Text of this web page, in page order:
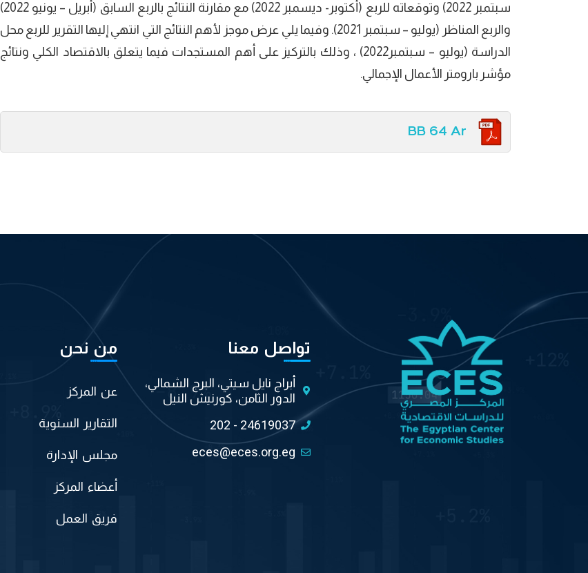
سبتمبر 2022) وتوقعاته للربع (أكتوبر- ديسمبر 2022) مع مقارنة النتائج بالربع السابق (أبريل – يونيو 2022)
والربع المناظر (يوليو – سبتمبر 2021). وفيما يلي عرض موجز لأهم النتائج التي انتهي إليها التقرير للربع محل
الدراسة (يوليو – سبتمبر2022) ، وذلك بالتركيز على أهم المستجدات فيما يتعلق بالاقتصاد الكلي ونتائج
مؤشر بارومتر الأعمال الإجمالي.
BB 64 Ar
تواصل معنا
أبراج نايل سيتي، البرج الشمالي،
الدور الثامن، كورنيش النيل
202 - 24619037
eces@eces.org.eg
من نحن
عن المركز
التقارير السنوية
مجلس الإدارة
أعضاء المركز
فريق العمل